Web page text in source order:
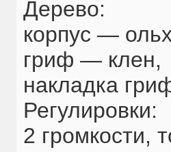
Дерево:
корпус —
гриф — клен,
накладка
Регулировки:
2 громкости,